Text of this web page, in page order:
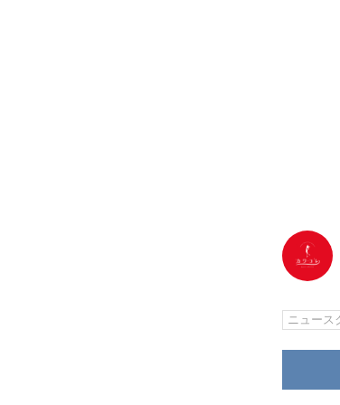
ニュース